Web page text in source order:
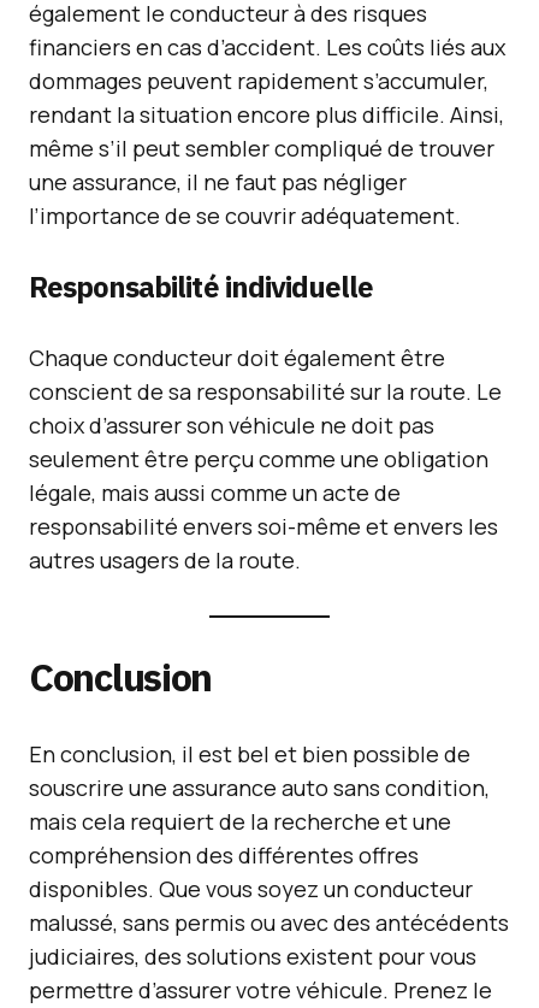
également le conducteur à des risques
financiers en cas d’accident. Les coûts liés aux
dommages peuvent rapidement s’accumuler,
rendant la situation encore plus difficile. Ainsi,
même s’il peut sembler compliqué de trouver
une assurance, il ne faut pas négliger
l’importance de se couvrir adéquatement.
Responsabilité individuelle
Chaque conducteur doit également être
conscient de sa responsabilité sur la route. Le
choix d’assurer son véhicule ne doit pas
seulement être perçu comme une obligation
légale, mais aussi comme un acte de
responsabilité envers soi-même et envers les
autres usagers de la route.
Conclusion
En conclusion, il est bel et bien possible de
souscrire une assurance auto sans condition,
mais cela requiert de la recherche et une
compréhension des différentes offres
disponibles. Que vous soyez un conducteur
malussé, sans permis ou avec des antécédents
judiciaires, des solutions existent pour vous
permettre d’assurer votre véhicule. Prenez le